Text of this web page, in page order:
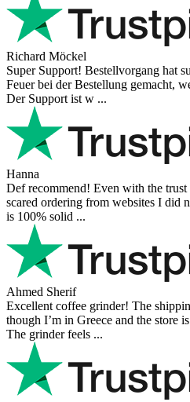
Richard Möckel
Super Support! Bestellvorgang hat
Feuer bei der Bestellung gemacht,
Der Support ist w ...
Hanna
Def recommend! Even with the
scared ordering from websites I did
is 100% solid ...
Ahmed Sherif
Excellent coffee grinder! The
though I’m in Greece and the store
The grinder feels ...